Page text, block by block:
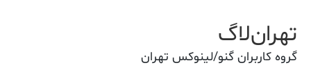
تهران‌لاگ
گروه کاربران گنو/لینوکس تهران